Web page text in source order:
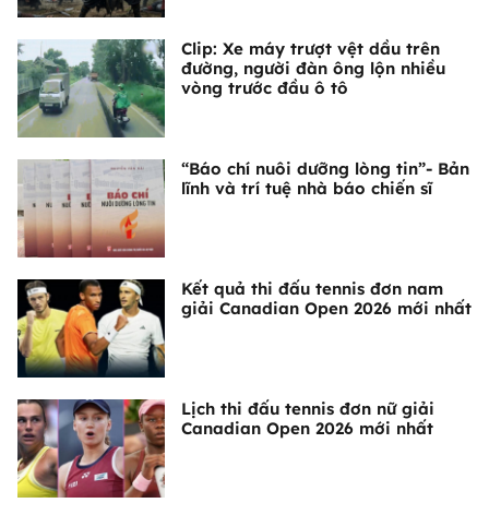
Clip: Xe máy trượt vệt dầu trên
đường, người đàn ông lộn nhiều
vòng trước đầu ô tô
“Báo chí nuôi dưỡng lòng tin”- Bản
lĩnh và trí tuệ nhà báo chiến sĩ
Kết quả thi đấu tennis đơn nam
giải Canadian Open 2026 mới nhất
Lịch thi đấu tennis đơn nữ giải
Canadian Open 2026 mới nhất